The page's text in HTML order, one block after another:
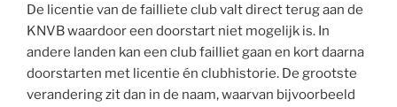
De licentie van de failliete club valt direct terug aan de
KNVB waardoor een doorstart niet mogelijk is. In
andere landen kan een club failliet gaan en kort daarna
doorstarten met licentie én clubhistorie. De grootste
verandering zit dan in de naam, waarvan bijvoorbeeld